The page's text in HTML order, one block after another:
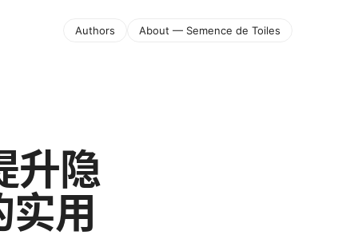
Authors About — Semence de Toiles
升隐
实用